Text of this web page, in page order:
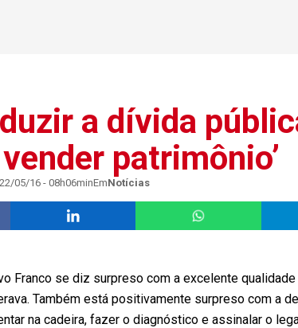
a dívida
patrimônio’
22/05/16 - 08h06minEmNotícias
Franco se diz surpreso com a excelente
Também está positivamente surpreso com a
na cadeira, fazer o diagnóstico e assinalar o